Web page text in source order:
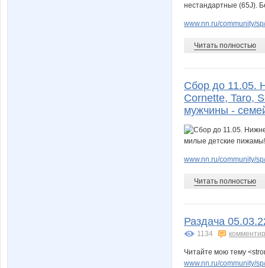
www.nn.ru/community/
Читать полностью
Сбор до 11.05.
Cornette, Taro,
мужчины -
www.nn.ru/community/
Читать полностью
Раздача
1134
Читайте мою тему
www.nn.ru/community/